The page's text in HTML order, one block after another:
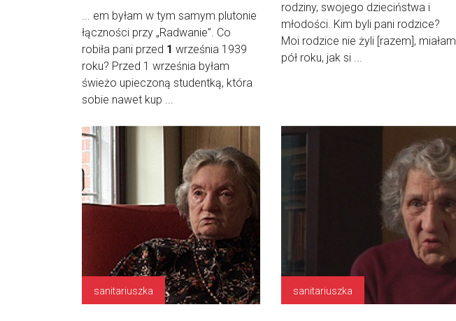
... em byłam w tym samym plutonie
łączności przy „Radwanie”. Co
robiła pani przed 1 września 1939
roku? Przed 1 września byłam
świeżo upieczoną studentką, która
sobie nawet kup ...
rodziny, swojego dzieciństwa i
młodości. Kim byli pani rodzice?
Moi rodzice nie żyli [razem], miałam
pół roku, jak si ...
sanitariuszka sanitariuszka